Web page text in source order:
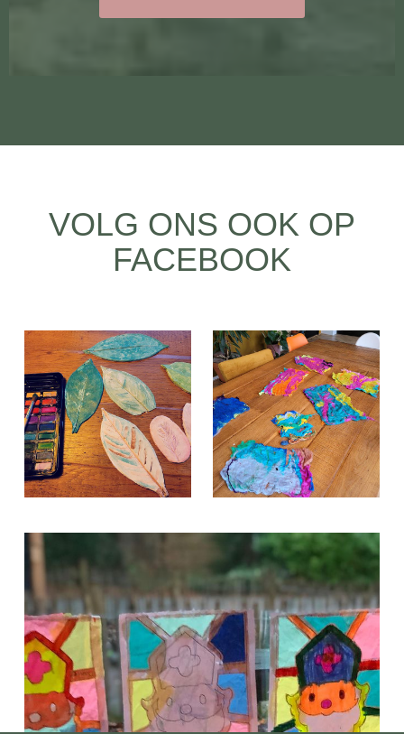
VOLG ONS OOK OP
FACEBOOK